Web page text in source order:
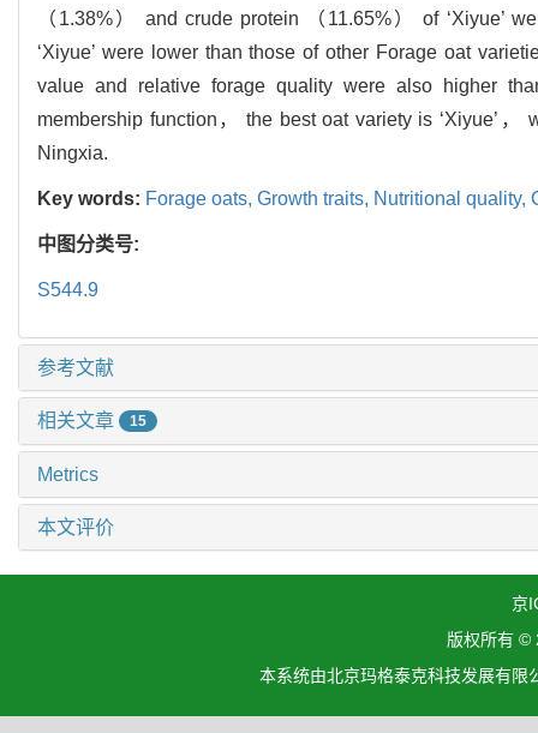
（1.38%） and crude protein （11.65%） of ‘Xiyue’
‘Xiyue’ were lower than those of other Forage oat
value and relative forage quality were also higher
membership function， the best oat variety is ‘Xiyue’
Ningxia.
Key words: Forage oats, Growth traits, Nutritional quality,
中图分类号:
S544.9
参考文献
相关文章 15
Metrics
本文评价
京
版权所有 ©
本系统由北京玛格泰克科技发展有